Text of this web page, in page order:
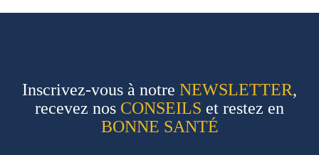
Inscrivez-vous à notre NEWSLETTER,
recevez nos CONSEILS et restez en
BONNE SANTÉ